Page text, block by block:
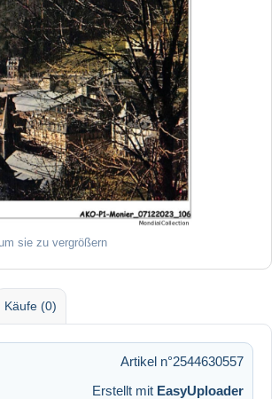
sie zu vergrößern
Käufe (0)
Artikel n°2544630557
Erstellt mit EasyUploader